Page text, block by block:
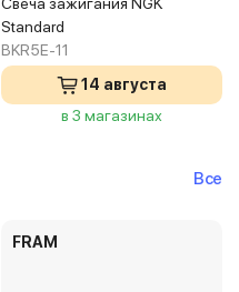
Standard
BKR5E-11
14 августа
в 3 магазинах
Все
FRAM